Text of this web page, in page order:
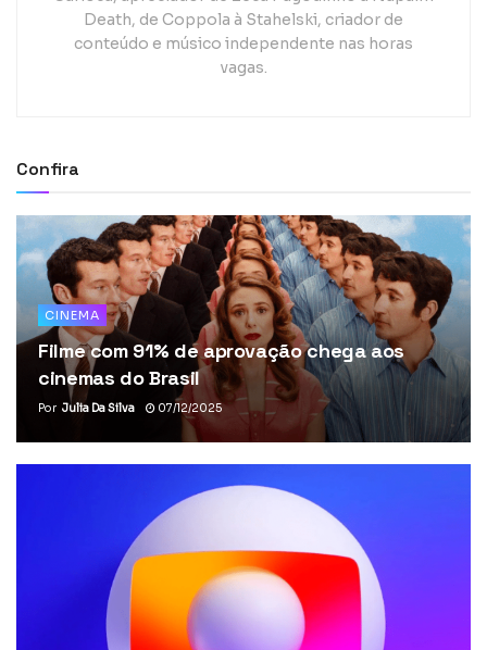
Death, de Coppola à Stahelski, criador de
conteúdo e músico independente nas horas
vagas.
Confira
CINEMA
Filme com 91% de aprovação chega aos
cinemas do Brasil
Por Julia Da Silva 07/12/2025